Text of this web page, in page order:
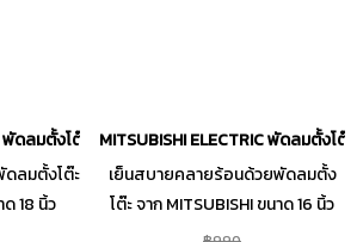
พัดลมตั้งโต๊ะ 18 นิ้ว รุ่น D18A-GB/CM
ลมตั้งโต๊ะ
18 นิ้ว
ระดับ
MITSUBISHI ELECTRIC พัดลมตั้งโต๊
เย็นสบายคลายร้อนด้วยพัดลมตั้ง
โต๊ะ จาก MITSUBISHI ขนาด 16 นิ้ว
สามารถปรับแรงลมได้ 3 ระดับ